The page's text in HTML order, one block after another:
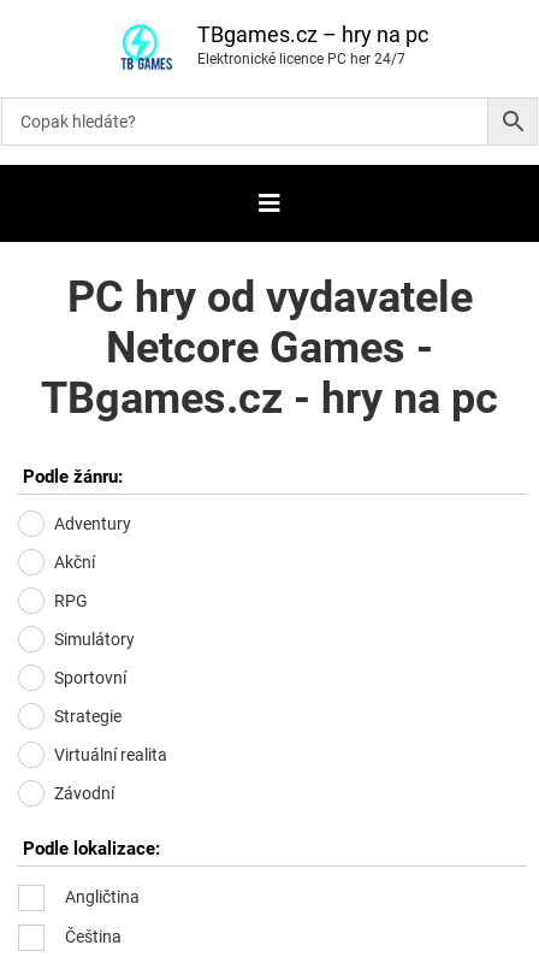
o
i
t
b
TBgames.cz – hry na pc
Elektronické licence PC her 24/7
PC hry od vydavatele
Netcore Games -
TBgames.cz - hry na pc
Podle žánru:
Adventury
Akční
RPG
Simulátory
Sportovní
Strategie
Virtuální realita
Závodní
Podle lokalizace:
Angličtina
Čeština